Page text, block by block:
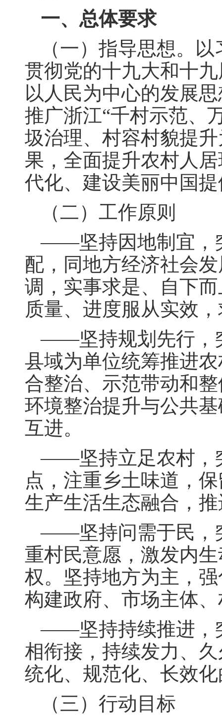
一、总体要求
（一）指导思想。
贯彻党的十九大和十
以人民为中心的发展
推广浙江“千村示范、
圾治理、村容村貌提
果，全面提升农村人
代化、建设美丽中国
（二）工作原则
——坚持因地制宜，
配，同地方经济社会
调，实事求是、自下
质量、进度服从实效
——坚持规划先行，
县域为单位统筹推进
合整治、示范带动和
环境整治提升与公共
互进。
——坚持立足农村，
点，注重乡土味道，
生产生活生态融合，
——坚持问需于民，
重村民意愿，激发内
权。坚持地方为主，
构建政府、市场主体
——坚持持续推进，
相衔接，持续发力、
统化、规范化、长效
（三）行动目标